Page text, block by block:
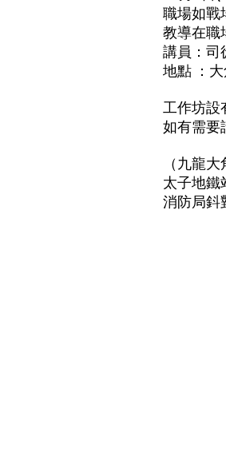
職場如戰
教導在職
講員：司
地點 ：
工作坊設
如有需要
（九龍
太子地鐵
消防局鈄